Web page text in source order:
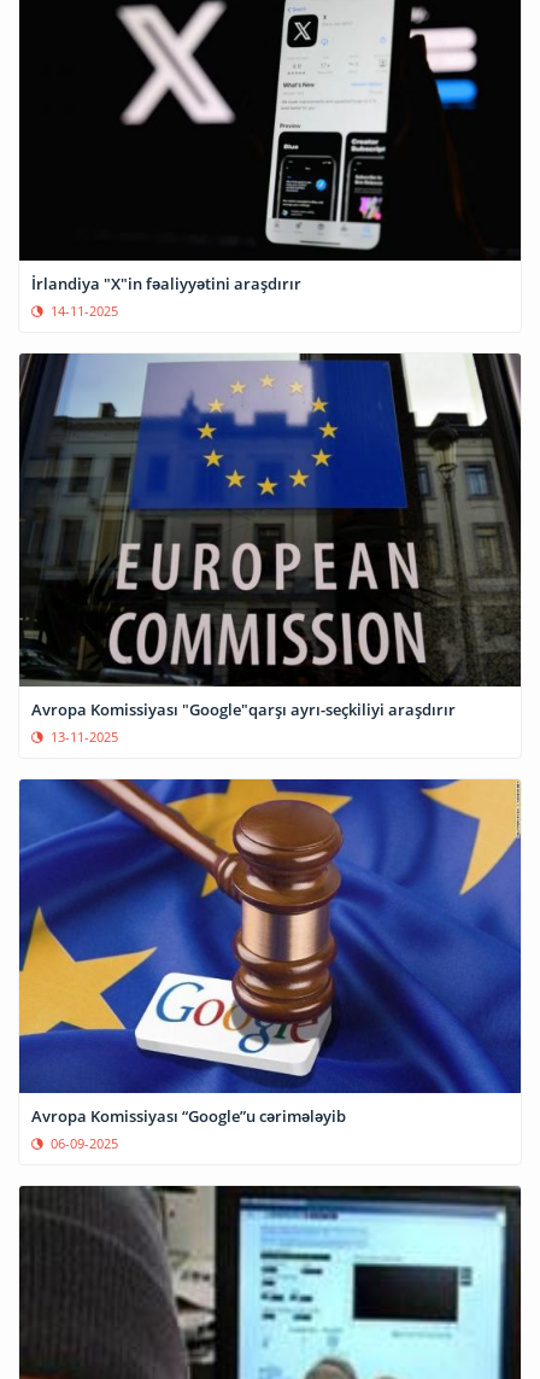
İrlandiya "X"in fəaliyyətini araşdırır
14-11-2025
Avropa Komissiyası "Google"qarşı ayrı-seçkiliyi araşdırır
13-11-2025
Avropa Komissiyası “Google”u cərimələyib
06-09-2025